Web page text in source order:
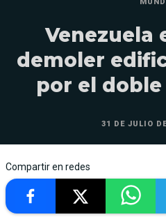
Venezuela
demoler
por el
31 DE JULIO
Compartir en redes